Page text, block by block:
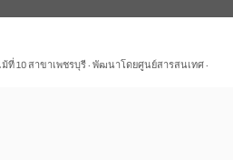
ที่ 10 สาขาเพชรบุรี· พัฒนาโดยศูนย์สารสนเทศ ·